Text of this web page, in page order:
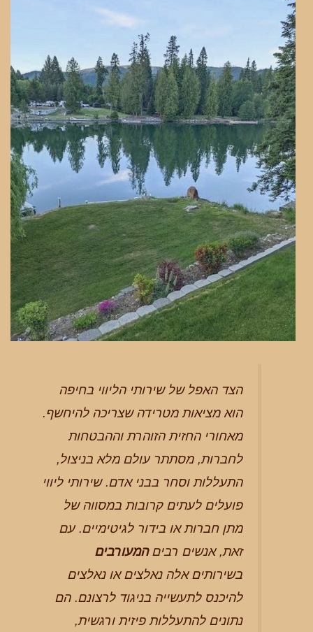
הצד האפל של שירותי הליווי בחיפה
הוא מציאות מטרידה שצריכה להיחשף.
מאחורי החזית הזוהרת וההבטחות
לחברות, מסתתר עולם מלא בניצול,
התעללות וסחר בבני אדם. שירותי ליווי
פועלים לעתים קרובות במסווה של
מתן חברות או בידור לגיטימיים. עם
זאת, אנשים רביםהמעורבים
בשירותים אלה נאלצים או נאלצים
להיכנס לתעשייה בניגוד לרצונם. הם
נתונים להתעללות פיזית ורגשית,